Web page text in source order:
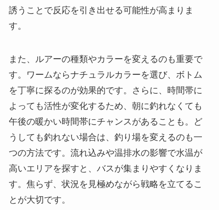
誘うことで反応を引き出せる可能性が高まりま
す。
また、ルアーの種類やカラーを変えるのも重要で
す。ワームならナチュラルカラーを選び、ボトム
を丁寧に探るのが効果的です。さらに、時間帯に
よっても活性が変化するため、朝に釣れなくても
午後の暖かい時間帯にチャンスがあることも。ど
うしても釣れない場合は、釣り場を変えるのも一
つの方法です。流れ込みや温排水の影響で水温が
高いエリアを探すと、バスが集まりやすくなりま
す。焦らず、状況を見極めながら戦略を立てるこ
とが大切です。